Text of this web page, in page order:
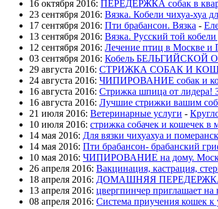
16 октября 2016: ПЕРЕДЕРЖКА собак в
23 сентября 2016: Вязка. Кобели чихуа-хуа
17 сентября 2016: Пти брабансон. Вязка -
13 сентября 2016: Вязка. Русский той
12 сентября 2016: Лечение птиц в Москве и
03 сентября 2016: Кобель БЕЛЬГИЙСКОЙ
29 августа 2016: СТРИЖКА СОБАК И
24 августа 2016: ЧИПИРОВАНИЕ собак и
16 августа 2016: Стрижка шпица от лидера!
16 августа 2016: Лучшие стрижки вашим
21 июля 2016: Ветеринарные услуги -
10 июля 2016: стрижка собачек и кошечек в
14 мая 2016: Для вязки чихуахуа и
14 мая 2016: Пти брабансон- брабанский
10 мая 2016: ЧИПИРОВАНИЕ на дому.
26 апреля 2016: Вакцинация, кастрация,
18 апреля 2016: ДОМАШНЯЯ ПЕРЕДЕРЖКА
13 апреля 2016: цвергпинчер приглашает на
08 апреля 2016: Система приучения кошек к